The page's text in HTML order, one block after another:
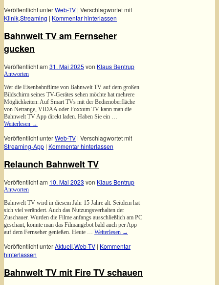
Veröffentlicht unterWeb-TV | Verschlagwortet mit
Klinik,Streaming | Kommentar hinterlassen
Bahnwelt TV am Fernseher
gucken
Veröffentlicht am 31. Mai 2025 von Klaus Bentrup
Antworten
Wer die Eisenbahnfilme von Bahnwelt TV auf dem großen
Bildschirm seines TV-Gerätes sehen möchte hat mehrere
Möglichkeiten: Auf Smart TVs mit der Bedienoberfläche
von Netrange, VIDAA oder Foxxum TV kann man die
Bahnwelt TV App direkt laden. Haben Sie ein …
Weiterlesen →
Veröffentlicht unterWeb-TV | Verschlagwortet mit
Streaming-App | Kommentar hinterlassen
Relaunch Bahnwelt TV
Veröffentlicht am 10. Mai 2023 von Klaus Bentrup
Antworten
Bahnwelt TV wird in diesem Jahr 15 Jahre alt. Seitdem hat
sich viel verändert. Auch das Nutzungsverhalten der
Zuschauer. Wurden die Filme anfangs ausschließlich am PC
geschaut, konnte man das Filmangebot bald auch per App
auf dem Fernseher genießen. Heute … Weiterlesen →
Veröffentlicht unterAktuell,Web-TV | Kommentar
hinterlassen
Bahnwelt TV mit Fire TV schauen